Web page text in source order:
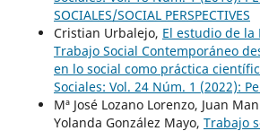
SOCIALES/SOCIAL PERSPECTIVES
Cristian Urbalejo, El estudio de la
Trabajo Social Contemporáneo
en lo social como práctica
Sociales: Vol. 24 Núm. 1 (2022):
Mª José Lozano Lorenzo, Juan
Yolanda González Mayo, Trabajo